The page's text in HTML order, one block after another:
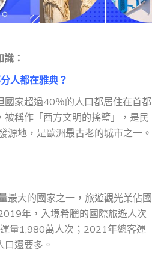
：
人都在雅典？
國家超過40％的人口都居住在首都
被稱作「西方文明的搖籃」， 是民
源地 ， 是歐洲最古老的城市之一。
最大的國家之一， 旅遊觀光業佔國
年，入境希臘的國際旅遊人次
量1,980萬人次；2021年總客運
口還要多。